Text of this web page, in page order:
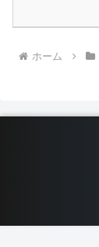
ホーム